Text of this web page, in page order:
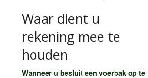
Waar dient u
rekening mee te
houden
Wanneer u besluit een voerbak op te